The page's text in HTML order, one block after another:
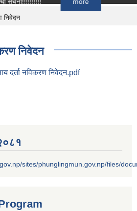
निवेदन
निवेदन
दर्ता नविकरण निवेदन.pdf
sites/phunglingmun.gov.np/files/